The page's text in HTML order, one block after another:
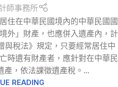
師事務所
住在中華民國境內的中華民國國
外」財產，也應併入遺產內，計
與稅法》規定，只要經常居住中
時遺有財產者，應針對在中華民
產，依法課徵遺產稅。...
READING